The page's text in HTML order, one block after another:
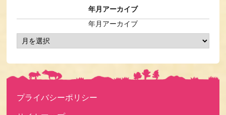
年月アーカイブ
年月アーカイブ
プライバシーポリシー